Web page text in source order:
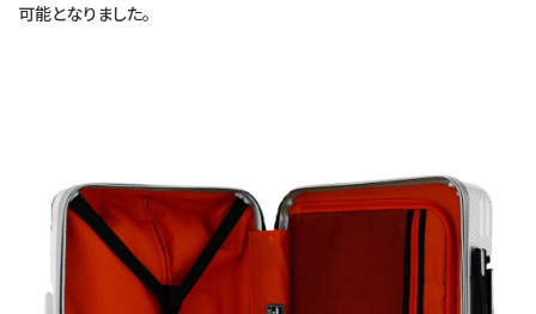
可能となりました。